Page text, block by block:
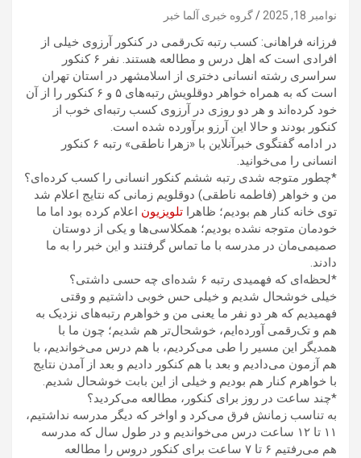
نوامبر 18, 2025 گروه خبری آلما خبر
فرزانه فراهانی: کسب رتبه تک‌رقمی در کنکور آرزوی خیلی از
افرادی است که اهل درس و مطالعه هستند. نفر ۶ کنکور
سراسری رشته انسانی دختری از اسلامشهر در استان تهران
است که به همراه خواهر دوقلویش رتبه‌های ۵ و ۶ کنکور را از آن
خود کرده‌اند و هر دو روزی در آرزوی کسب رتبه‌ای خوب از
کنکور بودند و حالا این آرزو برآورده شده است.
در ادامه گفتگوی خبرآنلاین با «زهرا ناطقی» رتبه ۶ کنکور
انسانی را می‌خوانید.
*چطور متوجه شدی رتبه ششم کنکور انسانی را کسب کرده‌ای؟
من و خواهر (فاطمه ناطقی) دوقلویم زمانی که نتایج اعلام شد
توی خانه کنار هم بودیم؛ ظاهرا تلویزیون اعلام کرده بود اما ما
خودمان متوجه نشده بودیم؛ همکلاسی‌ها و یکی از دوستان
صمیمی‌مان در مدرسه با ما تماس گرفتند و این خبر را به ما
دادند.
*لحظه‌ای که فهمیدی رتبه ۶ شده‌ای چه حسی داشتی؟
خیلی خوشحال شدیم و خیلی حس خوبی داشتیم و وقتی
فهمیدیم که هر دو نفر ما یعنی من و خواهرم رتبه‌های نزدیک به
هم و تک‌رقمی آورده‌ایم، خوشحال‌تر هم شدیم؛ چون ما با
همدیگر این مسیر را طی می‌کردیم، با هم درس می‌خواندیم، با
هم آزمون می‌دادیم و بعد با هم کنکور دادیم و بعد از آمدن نتایج
با خواهرم کنار هم بودیم و خیلی از این بابت خوشحال شدیم.
*چند ساعت در روز برای کنکور، مطالعه می‌کردید؟
به تناسب زمانش فرق می‌کرد و اواخر که دیگر مدرسه نداشتیم،
۱۱ تا ۱۲ ساعت درس می‌خواندیم و در طول سال که مدرسه
هم می‌رفتیم ۶ تا ۷ ساعت برای کنکور دروس را مطالعه